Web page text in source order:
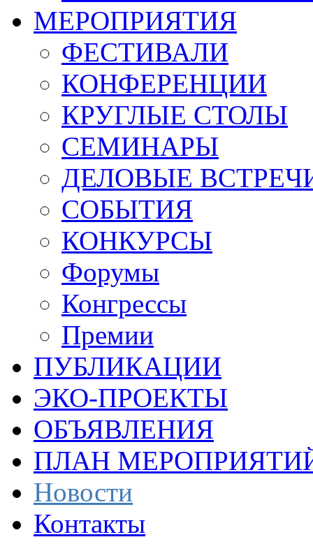
МЕРОПРИЯТИЯ
ФЕСТИВАЛИ
КОНФЕРЕНЦИИ
КРУГЛЫЕ СТОЛЫ
СЕМИНАРЫ
ДЕЛОВЫЕ
СОБЫТИЯ
КОНКУРСЫ
Форумы
Конгрессы
Премии
ПУБЛИКАЦИИ
ЭКО-ПРОЕКТЫ
ОБЪЯВЛЕНИЯ
ПЛАН
Новости
Контакты